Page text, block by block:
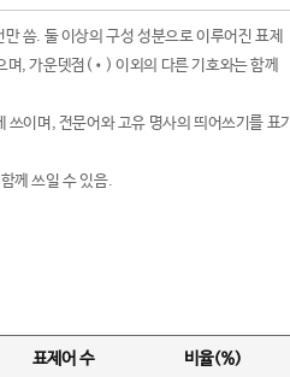
씀. 둘 이상의 구성 성분으로 이루어진 표제
며, 가운뎃점(•) 이외의 다른 기호와는 함께
이며, 전문어와 고유 명사의 띄어쓰기를 표기
께 쓰일 수 있음.
표제어 수 비율(%)